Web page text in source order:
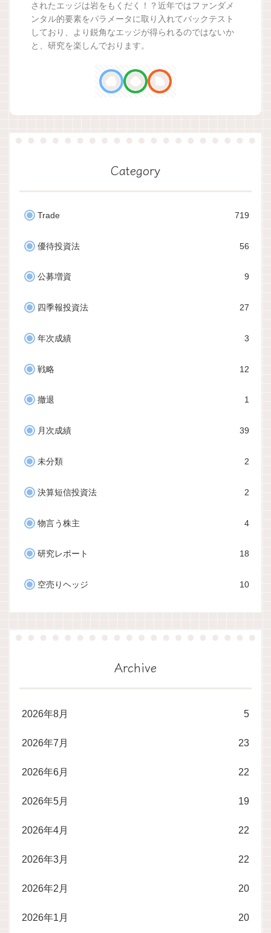
されたエッジは岩をもくだく！？近年ではファンダメ
ンタル的要素をパラメータに取り入れてバックテスト
しており、より鋭角なエッジが得られるのではないか
と、研究を楽しんでおります。
Category
Trade 719
優待投資法 56
公募増資 9
四季報投資法 27
年次成績 3
戦略 12
撤退 1
月次成績 39
未分類 2
決算短信投資法 2
物言う株主 4
研究レポート 18
空売りヘッジ 10
Archive
2026年8月 5
2026年7月 23
2026年6月 22
2026年5月 19
2026年4月 22
2026年3月 22
2026年2月 20
2026年1月 20